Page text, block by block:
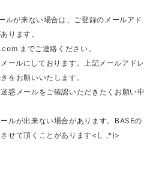
ルが来ない場合は、ご登録のメールアド
ります。
までご連絡ください。
ールにしております。上記メールアドレ
をお願いいたします。
惑メールをご確認いただきたくお願い申
ルが出来ない場合があります。BASEの
せて頂くことがあります<(_ _*)>